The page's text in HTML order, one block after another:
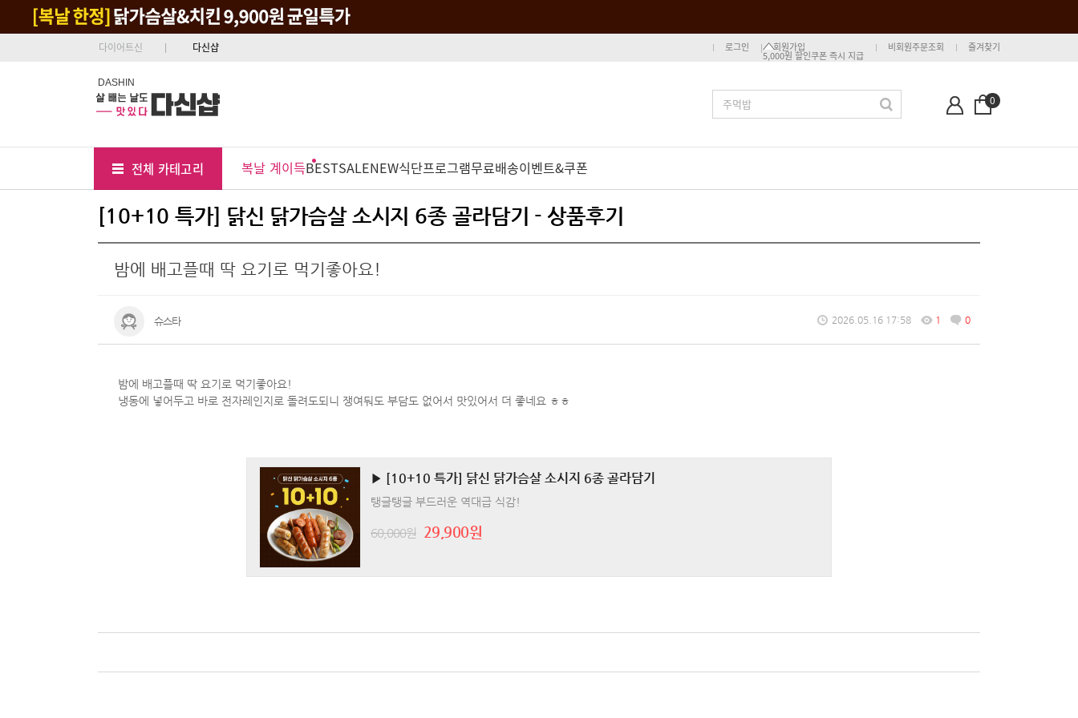
다이어트신 다신샵 로그인 회원가입
5,000원 할인쿠폰 즉시 지급
비회원주문조회 즐겨찾기
DASHIN
0
전체 카테고리 복날 계이득BESTSALENEW식단프로그램무료배송이벤트&쿠폰
[10+10 특가] 닭신 닭가슴살 소시지 6종 골라담기 - 상품후기
밤에 배고플때 딱 요기로 먹기좋아요!
슈스타 2026.05.16 17:58 1 0
밤에 배고플때 딱 요기로 먹기좋아요!
냉동에 넣어두고 바로 전자레인지로 돌려도되니 쟁여둬도 부담도 없어서 맛있어서 더 좋네요 ㅎㅎ
▶ [10+10 특가] 닭신 닭가슴살 소시지 6종 골라담기
탱글탱글 부드러운 역대급 식감!
60,000원 29,900원